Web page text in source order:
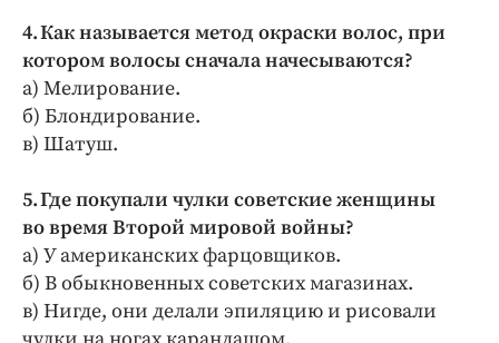
4. Как называется метод окраски волос, при
котором волосы сначала начесываются?
а) Мелирование.
б) Блондирование.
в) Шатуш.
5. Где покупали чулки советские женщины
во время Второй мировой войны?
а) У американских фарцовщиков.
б) В обыкновенных советских магазинах.
в) Нигде, они делали эпиляцию и рисовали